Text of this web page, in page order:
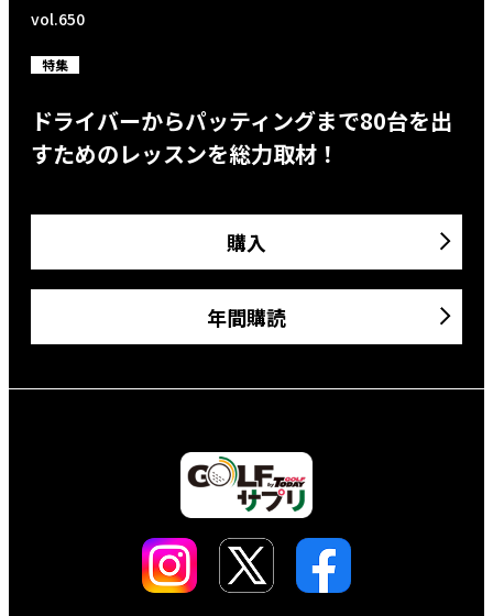
vol.650
特集
ドライバーからパッティングまで80台を出
すためのレッスンを総力取材！
購入
年間購読